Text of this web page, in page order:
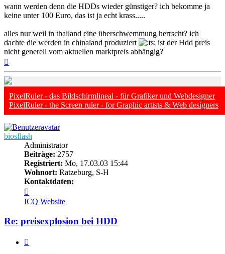
wann werden denn die HDDs wieder günstiger? ich bekomme ja
keine unter 100 Euro, das ist ja echt krass.....
alles nur weil in thailand eine überschwemmung herrscht? ich
dachte die werden in chinaland produziert
ist der Hdd preis
nicht generell vom aktuellen marktpreis abhängig?
PixelRuler - das Bildschirmlineal - für Grafiker und Webdesigner
PixelRuler - the Screen ruler - for Graphic artists & Web designers
biosflash
Administrator
Beiträge: 2757
Registriert: Mo, 17.03.03 15:44
Wohnort: Ratzeburg, S-H
Kontaktdaten:
von
biosflash
ICQ Website
Re: preisexplosion bei HDD